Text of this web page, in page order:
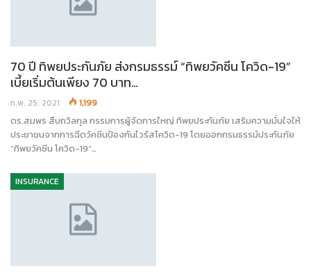
70 ปี ทิพยประกันภัย ส่งกรมธรรม์ “ทิพยวัคซีน โควิด-19”
เบี้ยเริ่มต้นเพียง 70 บาท…
ก.พ. 25, 2021 1,199
ดร.สมพร สืบถวิลกุล กรรมการผู้จัดการใหญ่ ทิพยประกันภัย เสริมความมั่นใจให้
ประชาชนจากการฉีดวัคซีนป้องกันไวรัสโควิด-19 โดยออกกรมธรรม์ประกันภัย
“ทิพยวัคซีน โควิด-19”…
INSURANCE